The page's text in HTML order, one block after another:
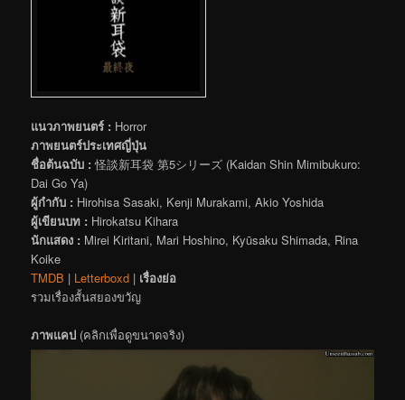
แนวภาพยนตร์ : Horror
ภาพยนตร์ประเทศญี่ปุ่น
ชื่อต้นฉบับ : 怪談新耳袋 第5シリーズ (Kaidan Shin Mimibukuro:
Dai Go Ya)
ผู้กำกับ : Hirohisa Sasaki, Kenji Murakami, Akio Yoshida
ผู้เขียนบท : Hirokatsu Kihara
นักแสดง : Mirei Kiritani, Mari Hoshino, Kyūsaku Shimada, Rina
Koike
TMDB | Letterboxd | เรื่องย่อ
รวมเรื่องสั้นสยองขวัญ
ภาพแคป (คลิกเพื่อดูขนาดจริง)